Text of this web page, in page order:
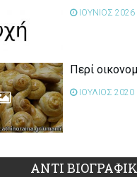
ΙΟΥΝΙΟΣ 2026
Περί
ΙΟΥΛΙΟΣ 2020
ΑΝΤΙ